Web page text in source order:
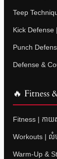
Teep
Kick Defense |
Punch
Defense &
🔥 Fitness
Fitness | កាយ
Workouts | លំ
Warm-Up &